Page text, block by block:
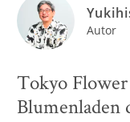
Autor
Tokyo
Blumenladen